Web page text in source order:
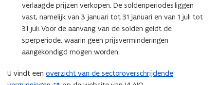
verlaagde prijzen verkopen. De soldenperiodes liggen
vast, namelijk van 3 januari tot 31 januari en van 1 juli tot
31 juli. Voor de aanvang van de solden geldt de
sperperiode, waarin geen prijsverminderingen
aangekondigd mogen worden.
U vindt een overzicht van de sectoroverschrijdende
(